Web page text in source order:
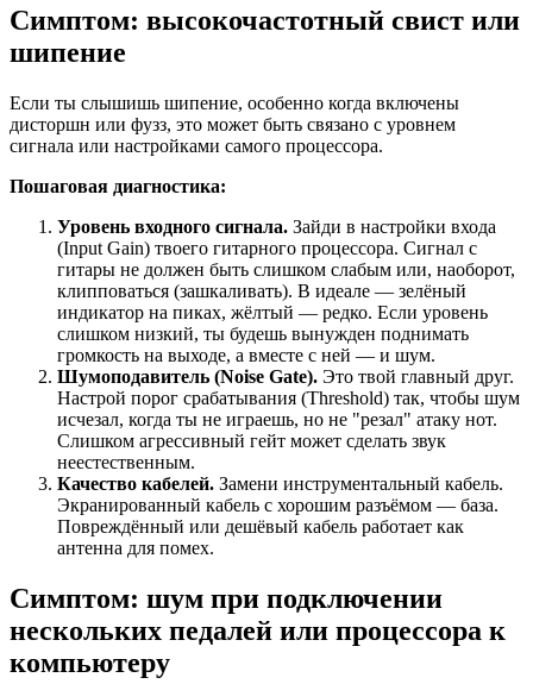
Симптом: высокочастотный свист или
шипение
Если ты слышишь шипение, особенно когда включены
дисторшн или фузз, это может быть связано с уровнем
сигнала или настройками самого процессора.
Пошаговая диагностика:
Уровень входного сигнала. Зайди в настройки входа
(Input Gain) твоего гитарного процессора. Сигнал с
гитары не должен быть слишком слабым или, наоборот,
клипповаться (зашкаливать). В идеале — зелёный
индикатор на пиках, жёлтый — редко. Если уровень
слишком низкий, ты будешь вынужден поднимать
громкость на выходе, а вместе с ней — и шум.
Шумоподавитель (Noise Gate). Это твой главный друг.
Настрой порог срабатывания (Threshold) так, чтобы шум
исчезал, когда ты не играешь, но не "резал" атаку нот.
Слишком агрессивный гейт может сделать звук
неестественным.
Качество кабелей. Замени инструментальный кабель.
Экранированный кабель с хорошим разъёмом — база.
Повреждённый или дешёвый кабель работает как
антенна для помех.
Симптом: шум при подключении
нескольких педалей или процессора к
компьютеру